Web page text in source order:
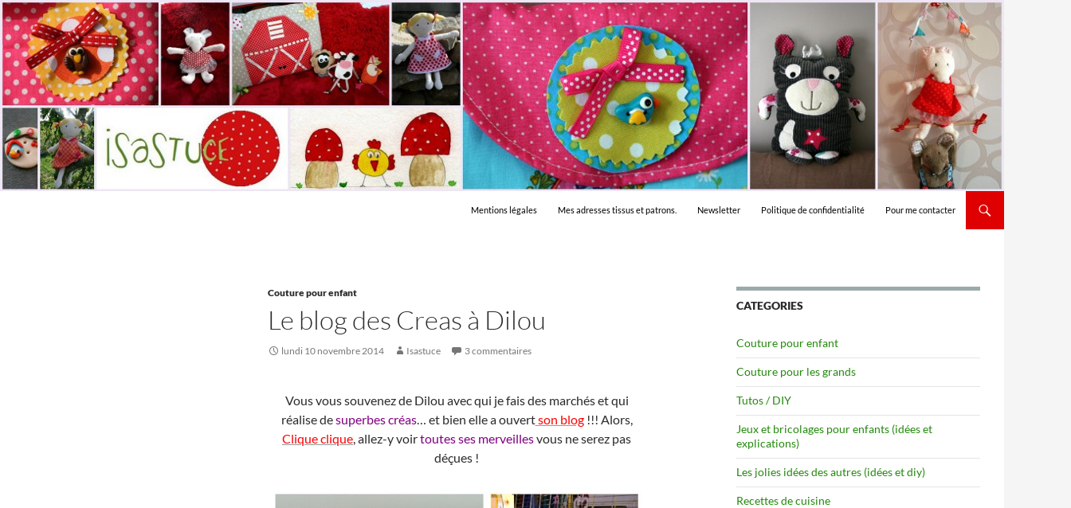
Aller
au
contenu
Mentions légales Mes adresses tissus et patrons. Newsletter Politique de confidentialité Pour me contacter
Couture pour enfant
Le blog des Creas à Dilou
lundi 10 novembre 2014 Isastuce 3 commentaires
Vous vous souvenez de Dilou avec qui je fais des marchés et qui
réalise desuperbes créas… et bien elle a ouvertson blog!!! Alors,
Clique clique, allez-y voirtoutes ses merveillesvous ne serez pas
déçues !
CATEGORIES
Couture pour enfant
Couture pour les grands
Tutos / DIY
Jeux et bricolages pour enfants (idées et
explications)
Les jolies idées des autres (idées et diy)
Recettes de cuisine